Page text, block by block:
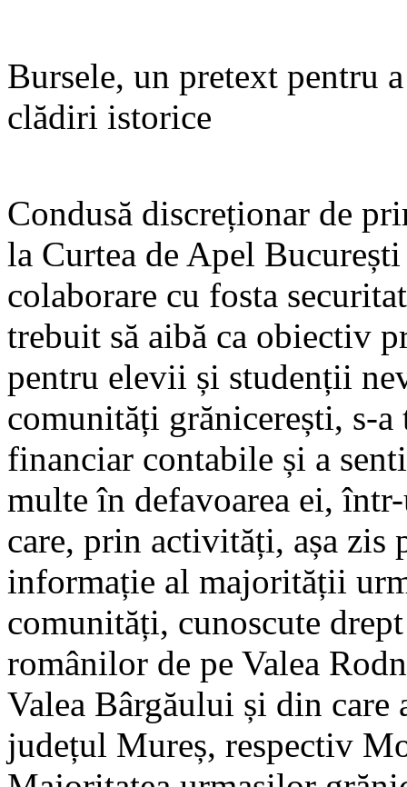
Bursele, un pretext pentru
clădiri istorice
Condusă discreționar de
la Curtea de Apel
colaborare cu fosta
trebuit să aibă ca obiectiv
pentru elevii și studenții
comunități grănicerești, s-
financiar contabile și a
multe în defavoarea ei,
care, prin activități, așa zis
informație al majorității
comunități, cunoscute
românilor de pe Valea
Valea Bârgăului și din care
județul Mureș, respectiv